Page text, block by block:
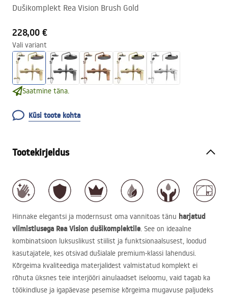
Dušikomplekt Rea Vision Brush Gold
228,00 €
Vali variant
Saatmine täna.
Küsi toote kohta
Tootekirjeldus
Hinnake elegantsi ja modernsust oma vannitoas tänu harjatud
viimistlusega Rea Vision dušikomplektile. See on ideaalne
kombinatsioon luksuslikust stiilist ja funktsionaalsusest, loodud
kasutajatele, kes otsivad dušialale premium-klassi lahendusi.
Kõrgeima kvaliteediga materjalidest valmistatud komplekt ei
rõhuta üksnes teie interjööri ainulaadset iseloomu, vaid tagab ka
töökindluse ja igapäevase pesemise kõrgeima mugavuse paljudeks